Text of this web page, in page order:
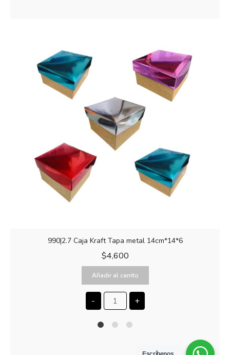
990|2.7 Caja Kraft Tapa metal 14cm*14*6
$4,600
Añadir al carrito
- +